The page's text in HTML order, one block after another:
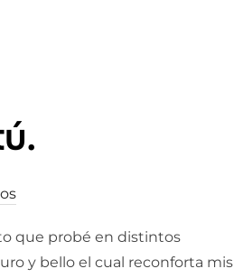
que probé en distintos
y bello el cual reconforta mis